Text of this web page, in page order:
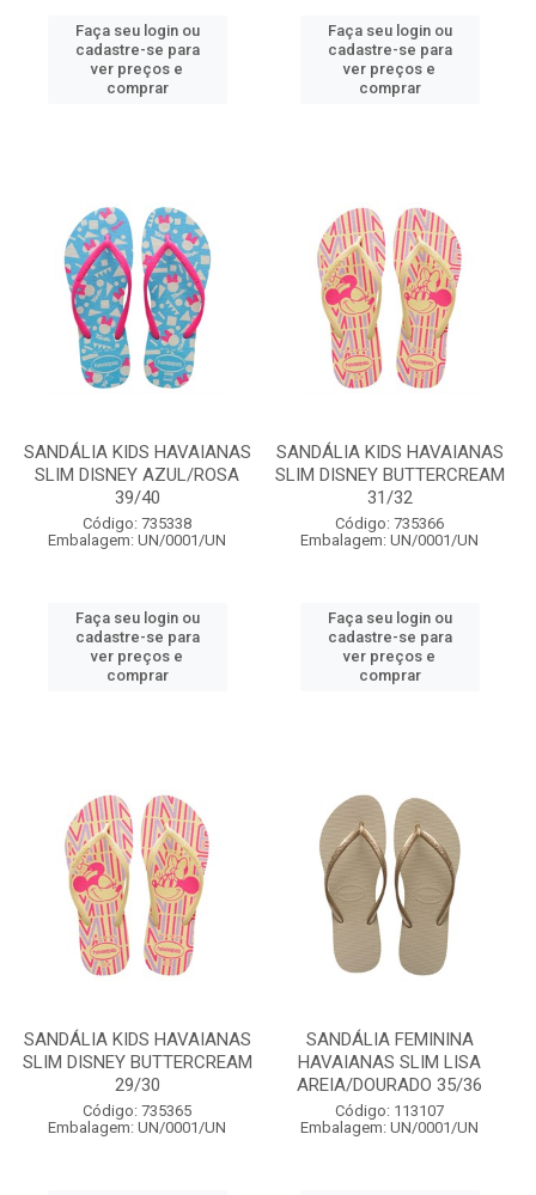
Faça seu login ou
cadastre-se para
ver preços e
comprar
Faça seu login ou
cadastre-se para
ver preços e
comprar
SANDÁLIA KIDS HAVAIANAS
SLIM DISNEY AZUL/ROSA
39/40
Código: 735338
Embalagem: UN/0001/UN
Faça seu login ou
cadastre-se para
ver preços e
comprar
SANDÁLIA KIDS HAVAIANAS
SLIM DISNEY BUTTERCREAM
31/32
Código: 735366
Embalagem: UN/0001/UN
Faça seu login ou
cadastre-se para
ver preços e
comprar
SANDÁLIA KIDS HAVAIANAS
SLIM DISNEY BUTTERCREAM
29/30
Código: 735365
Embalagem: UN/0001/UN
SANDÁLIA FEMININA
HAVAIANAS SLIM LISA
AREIA/DOURADO 35/36
Código: 113107
Embalagem: UN/0001/UN